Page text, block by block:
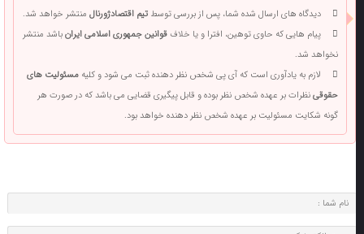
دیدگاه های ارسال شده شما، پس از بررسی توسطتیم اقتصادژورنالمنتشر خواهد شد.
پیام هایی که حاوی توهین، افترا و یا خلافقوانین جمهوری اسلامی ایرانباشد منتشر
نخواهد شد.
لازم به یادآوری است که آی پی شخص نظر دهنده ثبت می شود و کلیهمسئولیت های
حقوقینظرات بر عهده شخص نظر بوده و قابل پیگیری قضایی می باشد که در صورت هر
گونه شکایت مسئولیت بر عهده شخص نظر دهنده خواهد بود.